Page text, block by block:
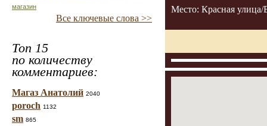
магазин
Все ключевые слова >>
Топ 15
по количеству
комментариев:
Магаз Анатолий 2040
poroch 1132
sm 865
Место: Красная